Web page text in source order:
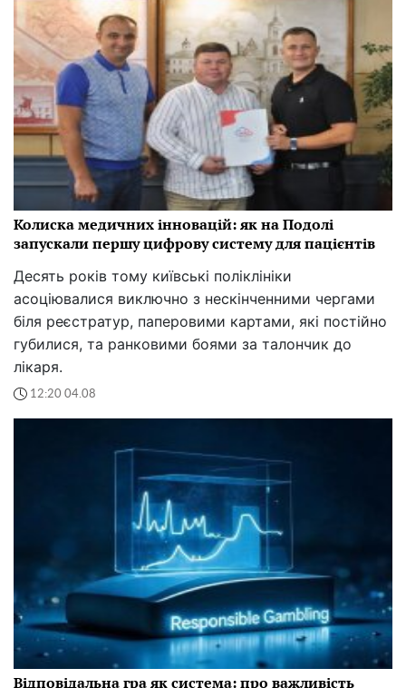
Колиска медичних інновацій: як на Подолі
запускали першу цифрову систему для пацієнтів
Десять років тому київські поліклініки
асоціювалися виключно з нескінченними чергами
біля реєстратур, паперовими картами, які постійно
губилися, та ранковими боями за талончик до
лікаря.
12:20 04.08
Відповідальна гра як система: про важливість